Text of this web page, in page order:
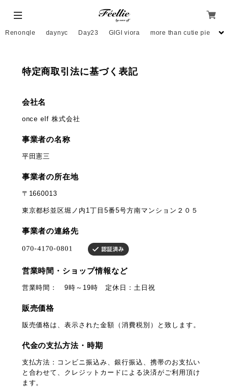
Renonqle daynyc Day23 GIGI viora more than cutie pie
特定商取引法に基づく表記
会社名
once elf 株式会社
事業者の名称
平田憲三
事業者の所在地
〒1660013
東京都杉並区堀ノ内1丁目5番5号方南マンション２０５
事業者の連絡先
営業時間・ショップ情報など
営業時間： 9時～19時 定休日：土日祝
販売価格
販売価格は、表示された金額（消費税別）と致します。
代金の支払方法・時期
支払方法：コンビニ振込み、銀行振込、携帯のお支払い
と合わせて、クレジットカードによる決済がご利用頂け
ます。